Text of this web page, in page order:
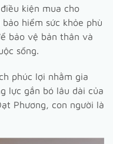
kiện mua cho
hiểm sức khỏe phù
bảo vệ bản thân và
sống.
phúc lợi nhằm gia
lực gắn bó lâu dài của
Phương, con người là